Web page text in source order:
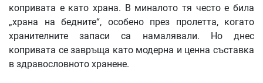
копривата е като храна. В миналото тя често е била
„храна на бедните“, особено през пролетта, когато
хранителните запаси са намалявали. Но днес
копривата се завръща като модерна и ценна съставка
в здравословното хранене.